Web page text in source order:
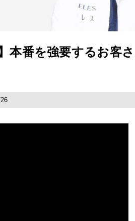
本番を強要するお客